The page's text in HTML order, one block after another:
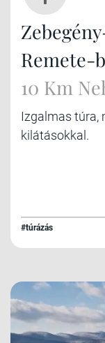
Remete-
10 Km
Izgalmas túra,
kilátásokkal.
#túrázás